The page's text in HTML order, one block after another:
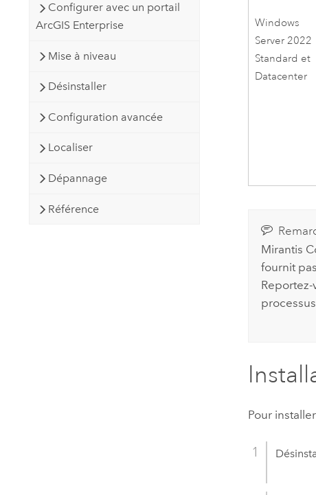
Configurer avec un portail
ArcGIS Enterprise
Mise à niveau
Désinstaller
Configuration avancée
Localiser
Dépannage
Référence
Windows
Server 2022
Standard et
Datacenter
Mirantis
fournit
Reportez-
Pour installer